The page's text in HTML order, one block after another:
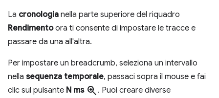
La cronologia nella parte superiore del riquadro
Rendimentoora ti consente di impostare le tracce e
passare da una all'altra.
Per impostare un breadcrumb, seleziona un intervallo
nella sequenza temporale, passaci sopra il mouse e fai
clic sul pulsante N ms zoom_in . Puoi creare diverse